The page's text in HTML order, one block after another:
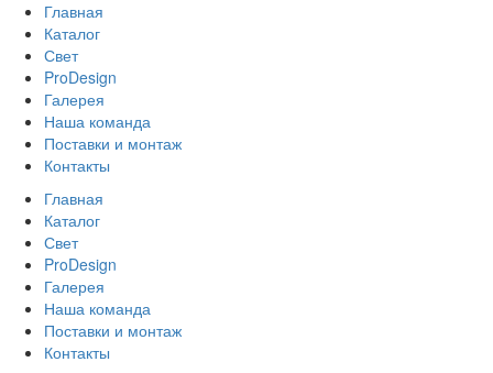
Главная
Каталог
Свет
ProDesign
Галерея
Наша команда
Поставки и монтаж
Контакты
Главная
Каталог
Свет
ProDesign
Галерея
Наша команда
Поставки и монтаж
Контакты